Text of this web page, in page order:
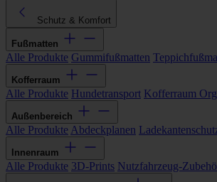
Schutz & Komfort
Fußmatten
Alle Produkte Gummifußmatten
Kofferraum
Alle Produkte Hundetransport Kofferraum
Außenbereich
Alle Produkte Abdeckplanen
Innenraum
Alle Produkte 3D-Prints Nutzfahrzeug-